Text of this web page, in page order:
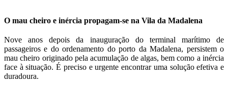
O mau cheiro e inércia propagam-se na Vila da Madalena
Nove anos depois da inauguração do terminal marítimo de
passageiros e do ordenamento do porto da Madalena, persistem o
mau cheiro originado pela acumulação de algas, bem como a inércia
face à situação. É preciso e urgente encontrar uma solução efetiva e
duradoura.